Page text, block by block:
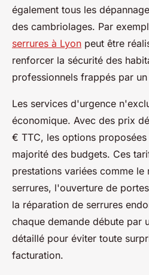
également tous les
des cambriolages. Par
serrures à Lyon peut être
renforcer la sécurité des
professionnels frappés par
Les services d'urgence
économique. Avec des prix
€ TTC, les options
majorité des budgets. Ces
prestations variées comme le
serrures, l'ouverture de
la réparation de serrures
chaque demande débute par
détaillé pour éviter toute
facturation.